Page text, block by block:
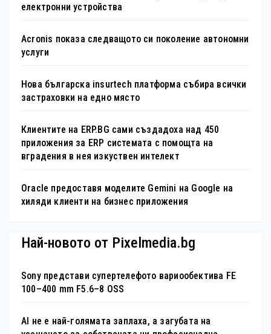
електронни устройства
Acronis показа следващото си поколение автономни
услуги
Нова българска insurtech платформа събира всички
застраховки на едно място
Клиентите на ERP.BG сами създадоха над 450
приложения за ERP системата с помощта на
вградения в нея изкуствен интелект
Oracle предоставя моделите Gemini на Google на
хиляди клиенти на бизнес приложения
Най-новото от Pixelmedia.bg
Sony представи супертелефото вариообектива FE
100–400 mm F5.6–8 OSS
AI не е най-голямата заплаха, а загубата на